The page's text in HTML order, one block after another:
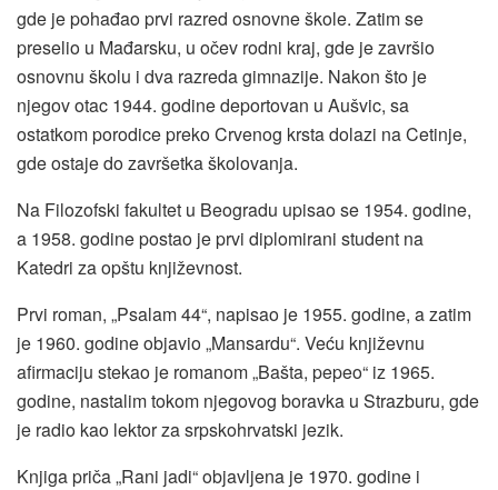
gde je pohađao prvi razred osnovne škole. Zatim se
preselio u Mađarsku, u očev rodni kraj, gde je završio
osnovnu školu i dva razreda gimnazije. Nakon što je
njegov otac 1944. godine deportovan u Aušvic, sa
ostatkom porodice preko Crvenog krsta dolazi na Cetinje,
gde ostaje do završetka školovanja.
Na Filozofski fakultet u Beogradu upisao se 1954. godine,
a 1958. godine postao je prvi diplomirani student na
Katedri za opštu književnost.
Prvi roman, „Psalam 44“, napisao je 1955. godine, a zatim
je 1960. godine objavio „Mansardu“. Veću književnu
afirmaciju stekao je romanom „Bašta, pepeo“ iz 1965.
godine, nastalim tokom njegovog boravka u Strazburu, gde
je radio kao lektor za srpskohrvatski jezik.
Knjiga priča „Rani jadi“ objavljena je 1970. godine i